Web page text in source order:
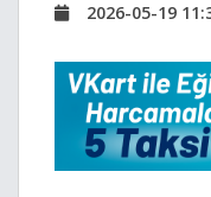
2026-05-19